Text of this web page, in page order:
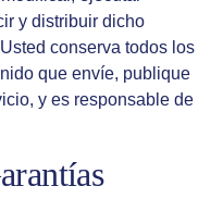
y distribuir dicho
conserva todos los
que envíe, publique
y es responsable de